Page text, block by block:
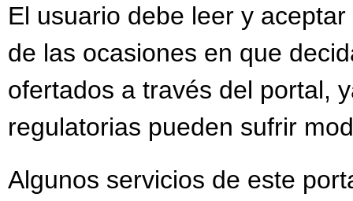
PROGRAMACIÓN
PROGRAMACIÓN
PROGRAMACIÓN
PROGRAMACIÓN
El usuario debe leer y
de las ocasiones en que
ofertados a través del portal,
regulatorias pueden sufrir
Algunos servicios de este